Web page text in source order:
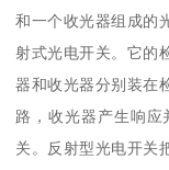
和一个收光器组成的
射式光电开关。它的
器和收光器分别装在
路，收光器产生响
关。反射型光电开关